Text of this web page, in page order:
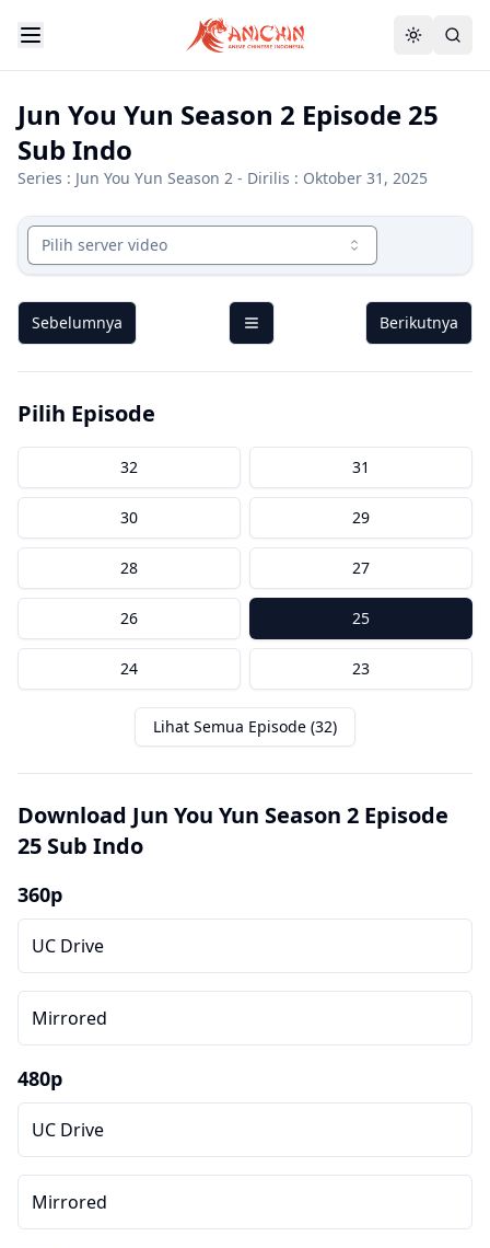
Jun You Yun Season 2 Episode 25
Sub Indo
Series : Jun You Yun Season 2 - Dirilis : Oktober 31, 2025
Pilih server video
Sebelumnya Berikutnya
Pilih Episode
32 31
30 29
28 27
26 25
24 23
Lihat Semua Episode (32)
Download Jun You Yun Season 2 Episode
25 Sub Indo
360p
UC Drive
Mirrored
480p
UC Drive
Mirrored